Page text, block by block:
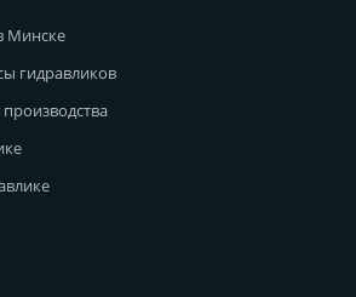
Минске
гидравликов